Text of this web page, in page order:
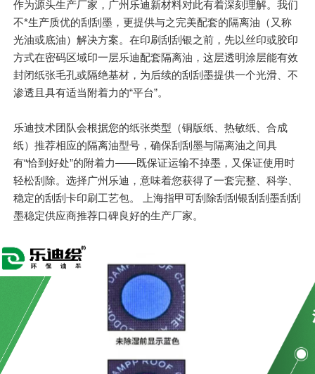
作为源头生产厂家，广州乐迪新材料对此有着深刻理解。我们
不*生产质优的刮刮墨，更提供与之完美配套的隔离油（又称
光油或底油）解决方案。在印刷刮刮银之前，先以丝印或胶印
方式在密码区域印一层乐迪配套隔离油，这层透明涂层能有效
封闭纸张毛孔或隔绝基材，为后续的刮刮墨提供一个光滑、不
渗透且具有适当附着力的“平台”。
乐迪技术团队会根据您的纸张类型（铜版纸、热敏纸、合成
纸）推荐相应的隔离油型号，确保刮刮墨与隔离油之间具
有“恰到好处”的附着力——既保证运输不掉墨，又保证使用时
轻松刮除。选择广州乐迪，意味着您获得了一套完整、科学、
稳定的刮刮卡印刷工艺包。 上海指甲可刮除刮刮银刮刮墨刮刮
墨稳定供应商推荐口碑良好的生产厂家。